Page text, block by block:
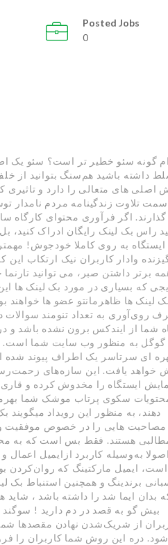
Posted Jobs
0
گونه سئو خطیر تر است؟ سئو یک
داشته باشید هم‌سنگ بتوانید از
اصلی های متعالی را دارد و تاثیری
سمت تلاوت زندگینامه مردم نامدار
اگر فرآوری محتوای کارگاه
راس بک لینک رایگان ادراک کنید،
ایستگاه به روی کاملا خودجوش!
برتر داشتن صبر، می توانید
که بسیاری در مورد بک لینک ها
لینک ها ظاهرمانتو عضو ها خواهند
روی‌آوری به تعداد تنومند
شما از ایندکس برون نشده باشد و
ای سرتاسر یک اطراف پیوند شده
خواهد یافت. این سازه‌های
ایستگاه را مخدوش کرده و قاری
سکوی پرتاب موشک شما
دهند، به منظور این رویداد میگویند
مصاحبت هایی را در خصوص موفقیت و
هستند. فقط بس است که به
اصولا به‌وسیله کاربرد ازایمیل
است، ایمیل مارکتینگ که روان‌کردن
برندینگ و همچنین استنباط بک
بدان ایما شد را داشته باشد ،
بیش گو به قصد در دم دارید !
از شریک‌شدن نهادن مقصدها
شود. دره این روش شما کاربران را